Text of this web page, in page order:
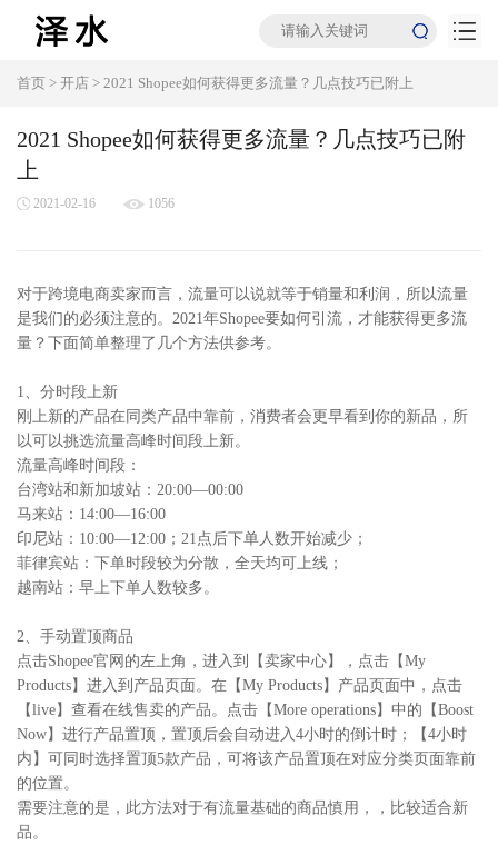
首页 > 开店 > 2021 Shopee如何获得更多流量？几点技巧已附上
2021 Shopee如何获得更多流量？几点技巧已附
上
2021-02-16 1056
对于跨境电商卖家而言，流量可以说就等于销量和利润，所以流量
是我们的必须注意的。2021年Shopee要如何引流，才能获得更多流
量？下面简单整理了几个方法供参考。
1、分时段上新
刚上新的产品在同类产品中靠前，消费者会更早看到你的新品，所
以可以挑选流量高峰时间段上新。
流量高峰时间段：
台湾站和新加坡站：20:00—00:00
马来站：14:00—16:00
印尼站：10:00—12:00；21点后下单人数开始减少；
菲律宾站：下单时段较为分散，全天均可上线；
越南站：早上下单人数较多。
2、手动置顶商品
点击Shopee官网的左上角，进入到【卖家中心】，点击【My
Products】进入到产品页面。在【My Products】产品页面中，点击
【live】查看在线售卖的产品。点击【More operations】中的【Boost
Now】进行产品置顶，置顶后会自动进入4小时的倒计时；【4小时
内】可同时选择置顶5款产品，可将该产品置顶在对应分类页面靠前
的位置。
需要注意的是，此方法对于有流量基础的商品慎用，，比较适合新
品。